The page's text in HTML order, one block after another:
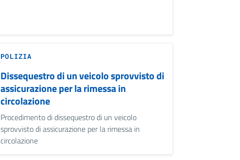
POLIZIA
Dissequestro di un veicolo sprovvisto di
assicurazione per la rimessa in
circolazione
Procedimento di dissequestro di un veicolo
sprovvisto di assicurazione per la rimessa in
circolazione